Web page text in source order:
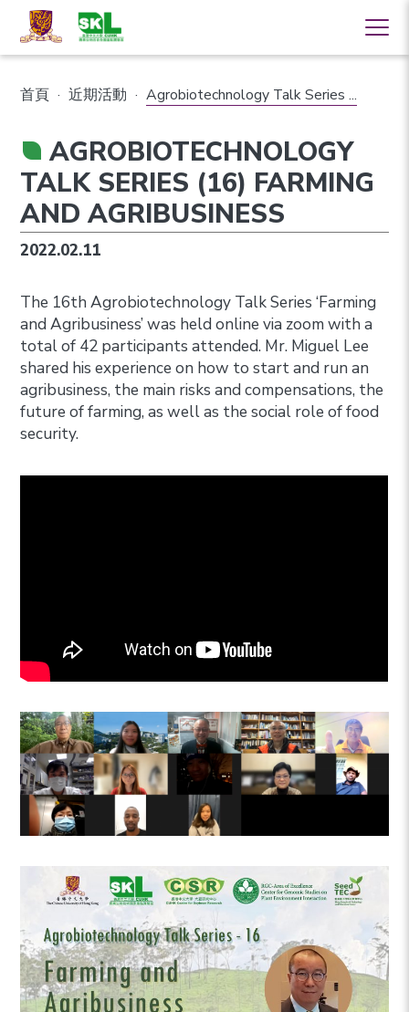
首頁 · 近期活動 · Agrobiotechnology Talk Series ...
AGROBIOTECHNOLOGY
TALK SERIES (16) FARMING
AND AGRIBUSINESS
2022.02.11
The 16th Agrobiotechnology Talk Series ‘Farming
and Agribusiness’ was held online via zoom with a
total of 42 participants attended. Mr. Miguel Lee
shared his experience on how to start and run an
agribusiness, the main risks and compensations, the
future of farming, as well as the social role of food
security.